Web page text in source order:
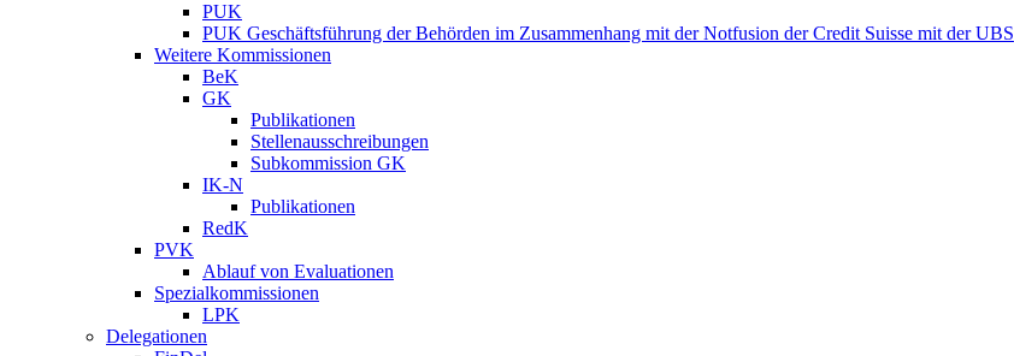
PUK
PUK Geschäftsführung der Behörden im Zusammenhang mit der Notfusion der Credit Suisse mit der UBS
Weitere Kommissionen
BeK
GK
Publikationen
Stellenausschreibungen
Subkommission GK
IK-N
Publikationen
RedK
PVK
Ablauf von Evaluationen
Spezialkommissionen
LPK
Delegationen